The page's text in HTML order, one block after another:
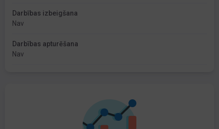
Darbības izbeigšana
Nav
Darbības apturēšana
Nav